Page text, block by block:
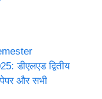
डीएलएड द्वितीय
और सभी